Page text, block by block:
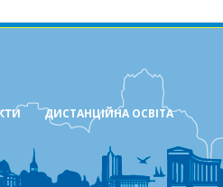
ДИСТАНЦІЙНА ОСВІТА